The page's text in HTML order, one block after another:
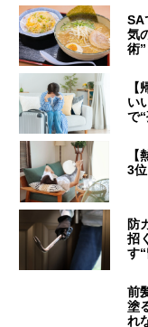
SA
気
術
い
で
3
防
招
す
前
塗
れ